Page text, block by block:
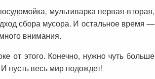
мультиварка первая-вторая,
сбора мусора. И остальное время —
внимания.
от этого. Конечно, нужно чуть больше
пусть весь мир подождет!